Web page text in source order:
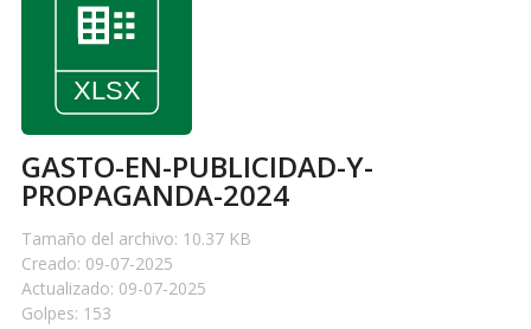
GASTO-EN-PUBLICIDAD-Y-
PROPAGANDA-2024
Tamaño del archivo: 10.37 KB
Creado: 09-07-2025
Actualizado: 09-07-2025
Golpes: 153